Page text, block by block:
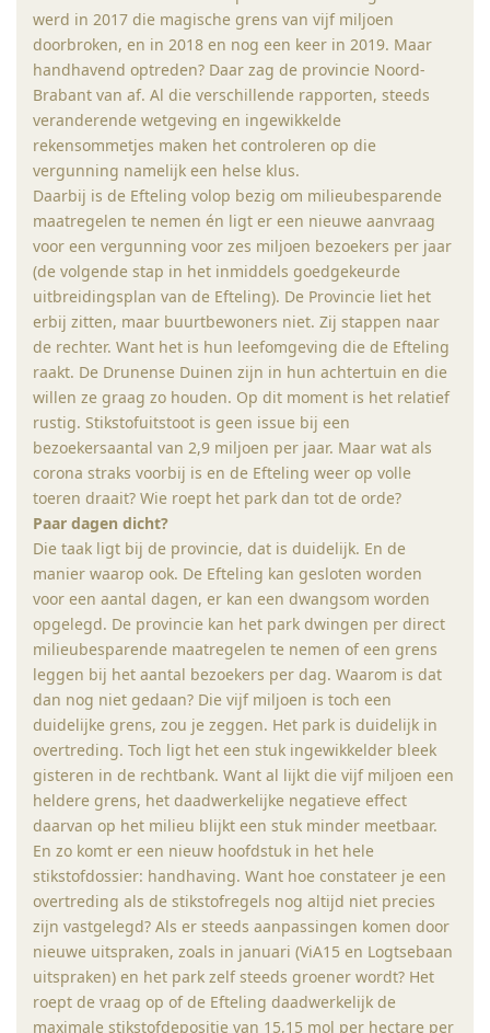
werd in 2017 die magische grens van vijf miljoen
doorbroken, en in 2018 en nog een keer in 2019. Maar
handhavend optreden? Daar zag de provincie Noord-
Brabant van af. Al die verschillende rapporten, steeds
veranderende wetgeving en ingewikkelde
rekensommetjes maken het controleren op die
vergunning namelijk een helse klus.
Daarbij is de Efteling volop bezig om milieubesparende
maatregelen te nemen én ligt er een nieuwe aanvraag
voor een vergunning voor zes miljoen bezoekers per jaar
(de volgende stap in het inmiddels goedgekeurde
uitbreidingsplan van de Efteling). De Provincie liet het
erbij zitten, maar buurtbewoners niet. Zij stappen naar
de rechter. Want het is hun leefomgeving die de Efteling
raakt. De Drunense Duinen zijn in hun achtertuin en die
willen ze graag zo houden. Op dit moment is het relatief
rustig. Stikstofuitstoot is geen issue bij een
bezoekersaantal van 2,9 miljoen per jaar. Maar wat als
corona straks voorbij is en de Efteling weer op volle
toeren draait? Wie roept het park dan tot de orde?
Paar dagen dicht?
Die taak ligt bij de provincie, dat is duidelijk. En de
manier waarop ook. De Efteling kan gesloten worden
voor een aantal dagen, er kan een dwangsom worden
opgelegd. De provincie kan het park dwingen per direct
milieubesparende maatregelen te nemen of een grens
leggen bij het aantal bezoekers per dag. Waarom is dat
dan nog niet gedaan? Die vijf miljoen is toch een
duidelijke grens, zou je zeggen. Het park is duidelijk in
overtreding. Toch ligt het een stuk ingewikkelder bleek
gisteren in de rechtbank. Want al lijkt die vijf miljoen een
heldere grens, het daadwerkelijke negatieve effect
daarvan op het milieu blijkt een stuk minder meetbaar.
En zo komt er een nieuw hoofdstuk in het hele
stikstofdossier: handhaving. Want hoe constateer je een
overtreding als de stikstofregels nog altijd niet precies
zijn vastgelegd? Als er steeds aanpassingen komen door
nieuwe uitspraken, zoals in januari (ViA15 en Logtsebaan
uitspraken) en het park zelf steeds groener wordt? Het
roept de vraag op of de Efteling daadwerkelijk de
maximale stikstofdepositie van 15,15 mol per hectare per